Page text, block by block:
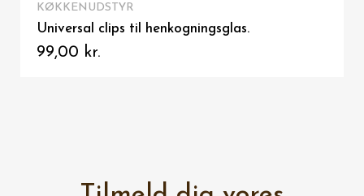
KØKKENUDSTYR
Universal clips til henkogningsglas.
99,00 kr.